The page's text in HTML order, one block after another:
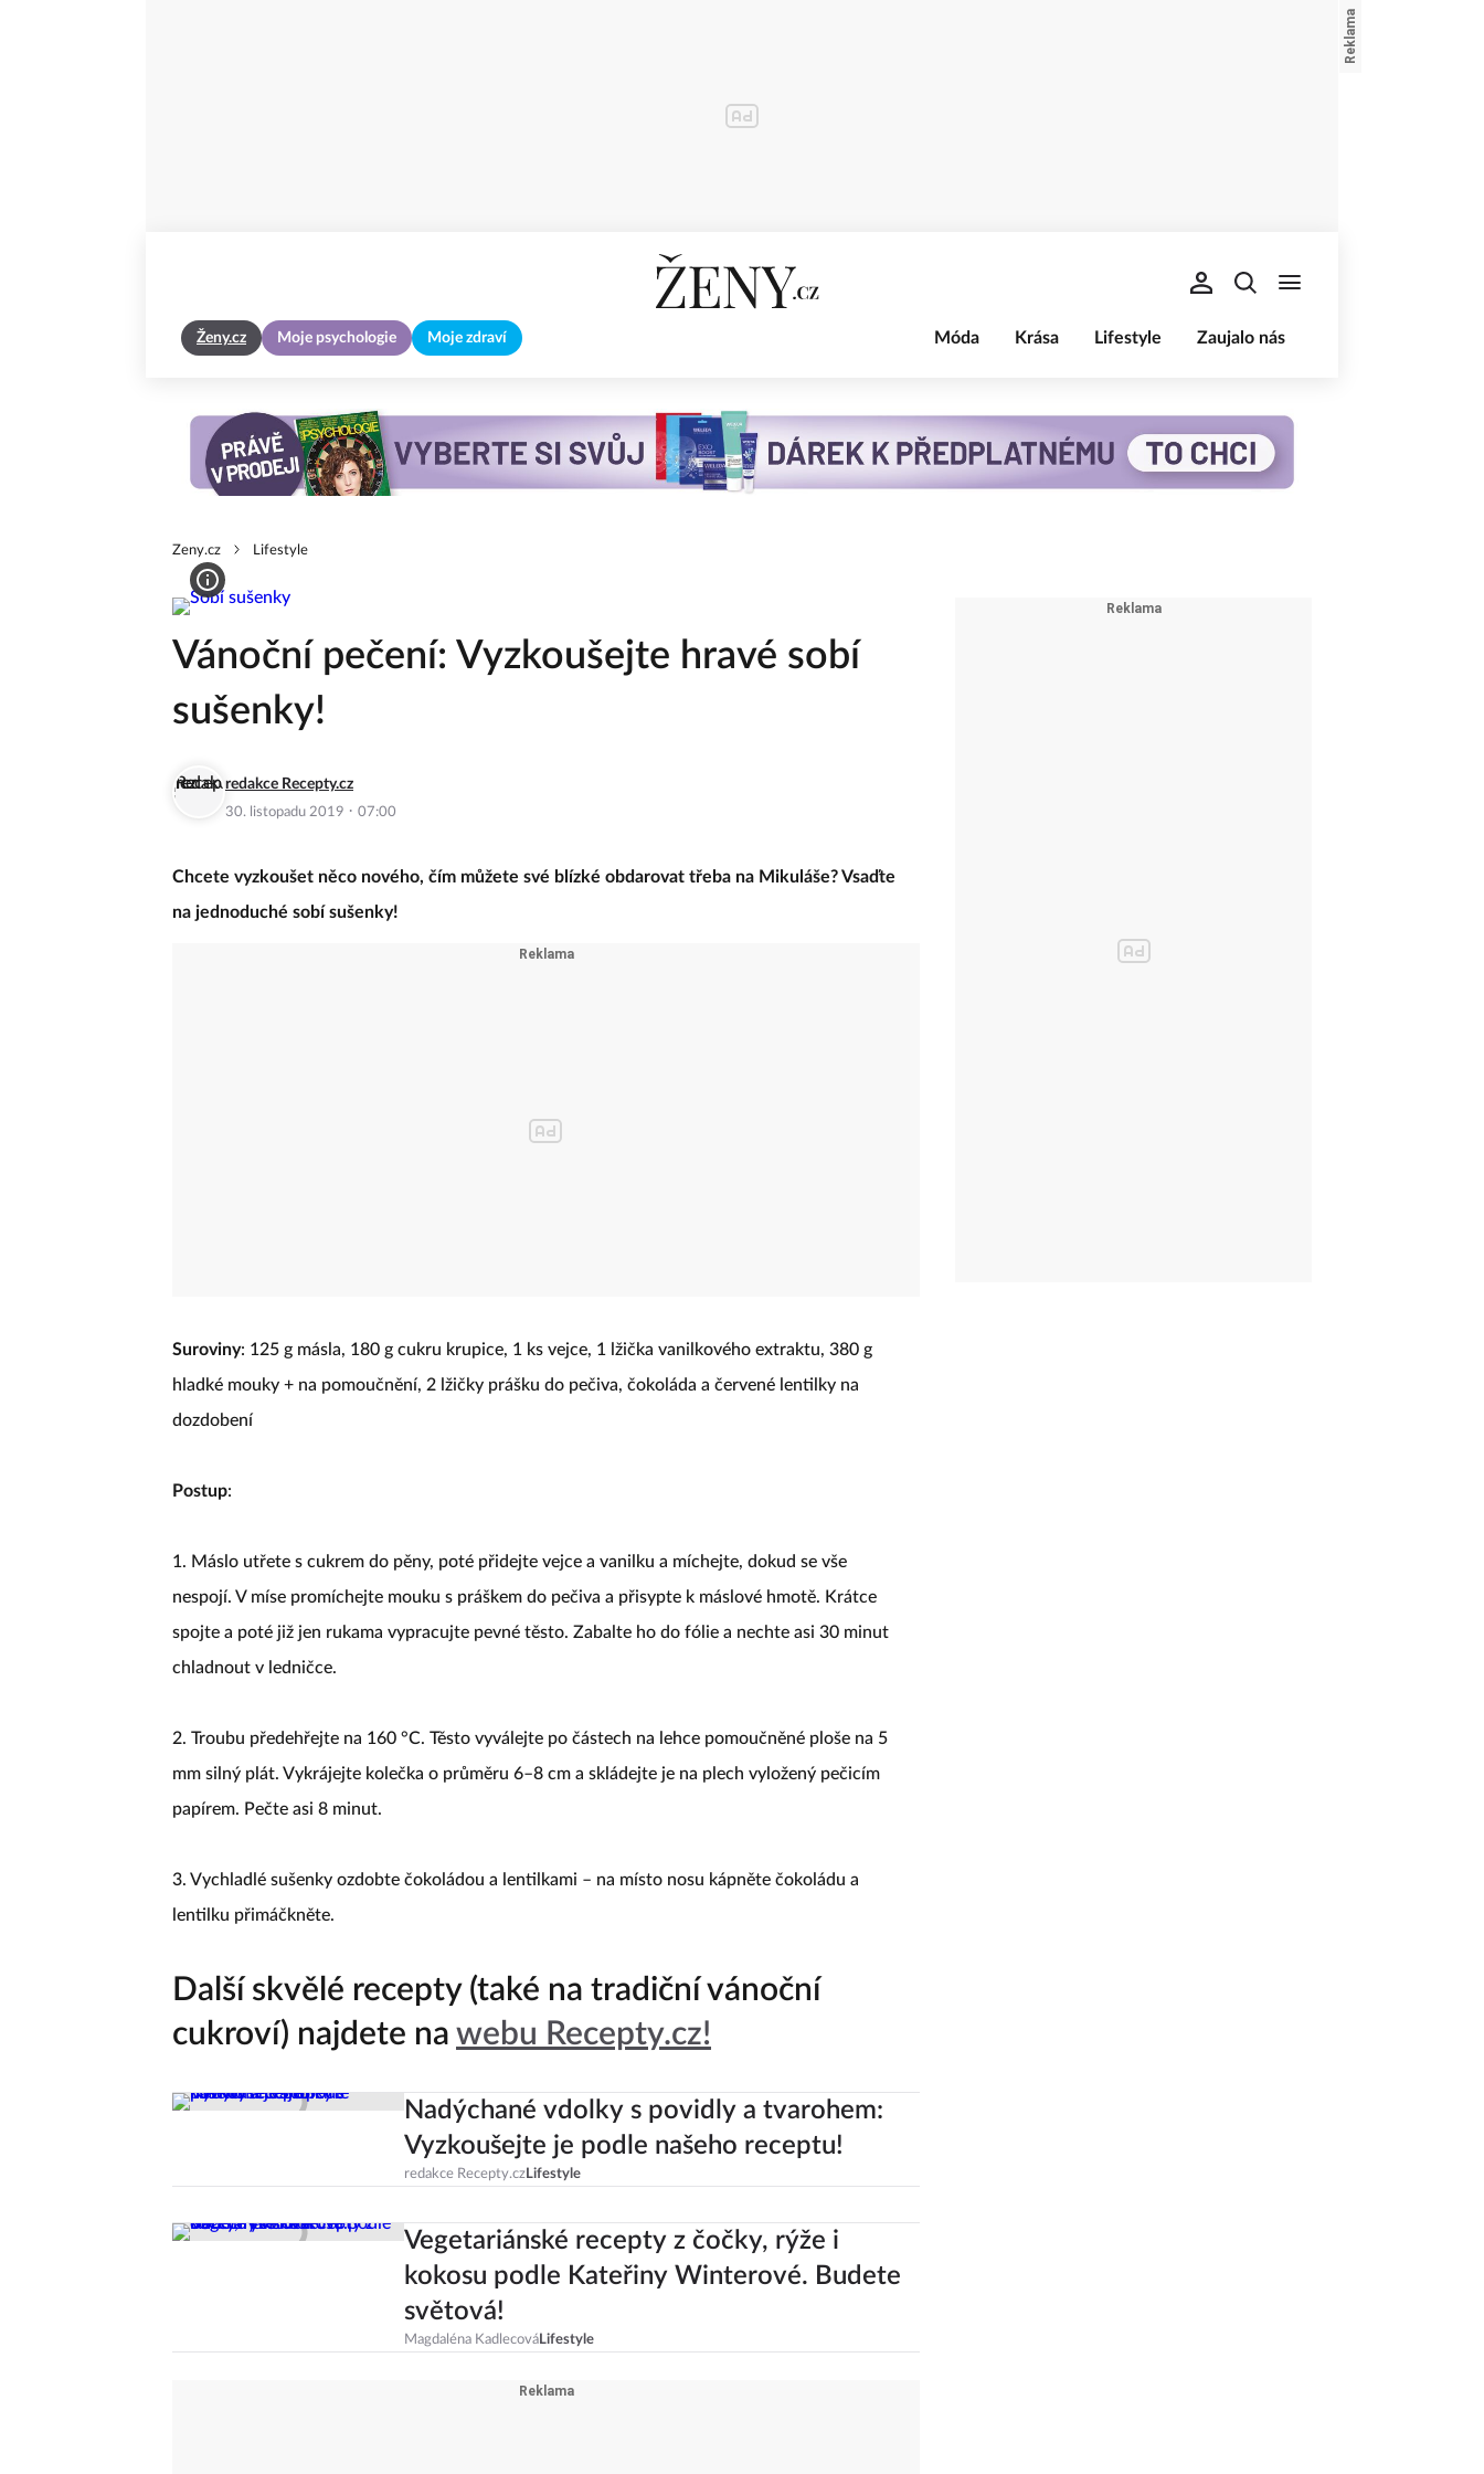
Ženy.cz Moje psychologie Moje zdraví Móda Krása Lifestyle Zaujalo nás
Zeny.cz Lifestyle
Vánoční pečení: Vyzkoušejte hravé sobí
sušenky!
redakce Recepty.cz
30. listopadu 2019 · 07:00
Chcete vyzkoušet něco nového, čím můžete své blízké obdarovat třeba na Mikuláše? Vsaďte
na jednoduché sobí sušenky!
Suroviny: 125 g másla, 180 g cukru krupice, 1 ks vejce, 1 lžička vanilkového extraktu, 380 g
hladké mouky + na pomoučnění, 2 lžičky prášku do pečiva, čokoláda a červené lentilky na
dozdobení
Postup:
1. Máslo utřete s cukrem do pěny, poté přidejte vejce a vanilku a míchejte, dokud se vše
nespojí. V míse promíchejte mouku s práškem do pečiva a přisypte k máslové hmotě. Krátce
spojte a poté již jen rukama vypracujte pevné těsto. Zabalte ho do fólie a nechte asi 30 minut
chladnout v ledničce.
2. Troubu předehřejte na 160 °C. Těsto vyválejte po částech na lehce pomoučněné ploše na 5
mm silný plát. Vykrájejte kolečka o průměru 6–8 cm a skládejte je na plech vyložený pečicím
papírem. Pečte asi 8 minut.
3. Vychladlé sušenky ozdobte čokoládou a lentilkami – na místo nosu kápněte čokoládu a
lentilku přimáčkněte.
Další skvělé recepty (také na tradiční vánoční
cukroví) najdete na webu Recepty.cz!
Nadýchané vdolky s povidly a tvarohem:
Vyzkoušejte je podle našeho receptu!
redakce Recepty.czLifestyle
Vegetariánské recepty z čočky, rýže i
kokosu podle Kateřiny Winterové. Budete
světová!
Magdaléna KadlecováLifestyle